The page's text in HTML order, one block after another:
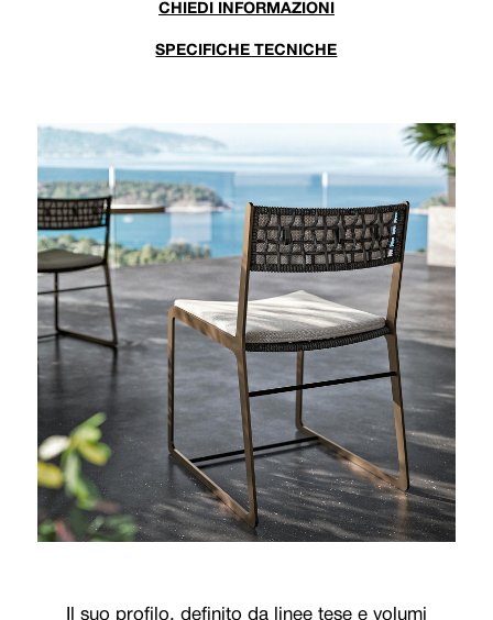
CHIEDI INFORMAZIONI
SPECIFICHE TECNICHE
Il suo profilo, definito da linee tese e volumi